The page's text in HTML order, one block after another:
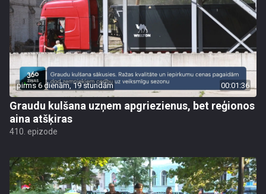
pirms 6 dienām, 19 stundām 00:01:36
Graudu kulšana uzņem apgriezienus, bet reģionos
aina atšķiras
410. epizode